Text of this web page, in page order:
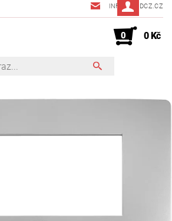
INFO@JMDCZ.CZ
0 0 Kč